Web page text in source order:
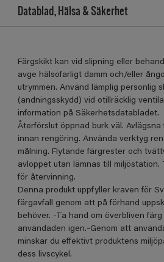
Datablad, Hälsa & Säkerhet
Färgskikt kan vid slipning eller
avge hälsofarligt damm och/eller
utrymmen. Använd lämplig personlig
(andningsskydd) vid otillräcklig
information på Säkerhetsdatabladet.
Återförslut öppnad burk väl.
innan rengöring. Använda verktyg
målning. Flytande färgrester och
avloppet utan lämnas till miljöstation.
för återvinning.
Denna produkt uppfyller kraven för
färgavfall genom att på förhand
behöver. -Ta hand om överbliven
användaden igen.-Genom att
minskar du effektivt produktens
dess livscykel.